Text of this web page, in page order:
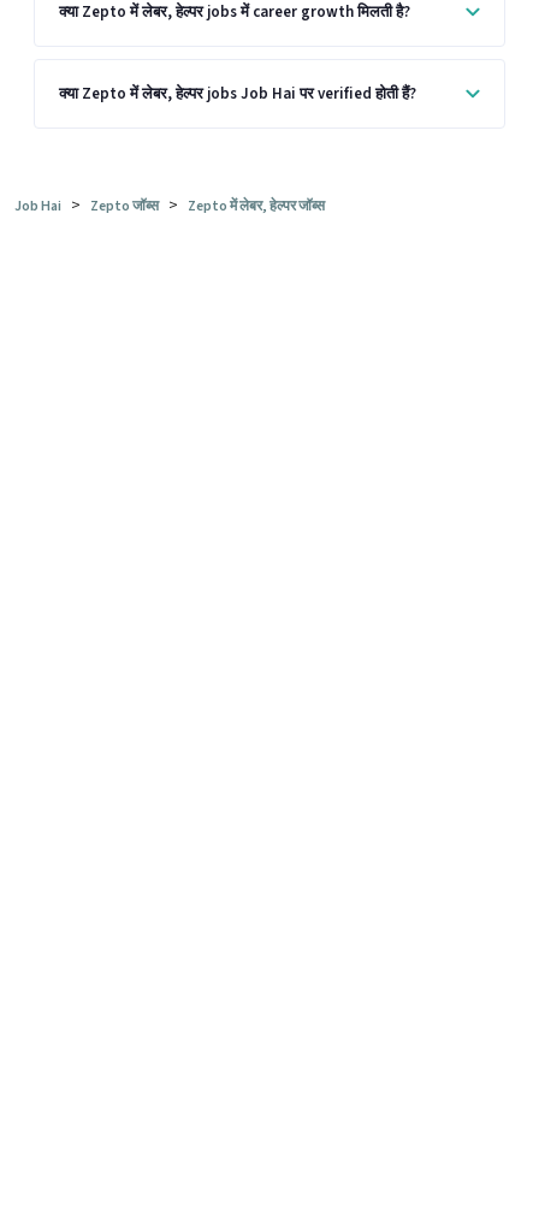
क्या Zepto में लेबर, हेल्पर jobs में career growth मिलती है?
क्या Zepto में लेबर, हेल्पर jobs Job Hai पर verified होती हैं?
Job Hai > Zepto जॉब्स > Zepto में लेबर, हेल्पर जॉब्स